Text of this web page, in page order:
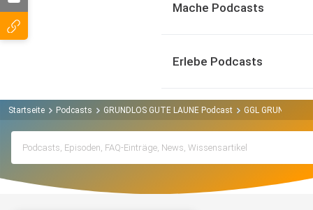
Mache Podcasts
Erlebe Podcasts
Startseite Podcasts GRUNDLOS GUTE LAUNE Podcast GGL